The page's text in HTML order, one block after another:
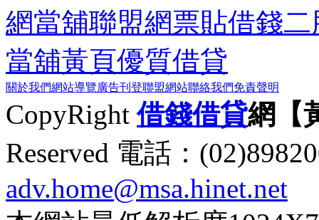
網當舖聯盟網票貼借錢二
當舖黃頁優質借貸
關於我們網站導覽廣告刊登聯盟網站聯絡我們免責聲明
CopyRight借錢借貸網【
Reserved 電話：
adv.home@msa.hinet.net